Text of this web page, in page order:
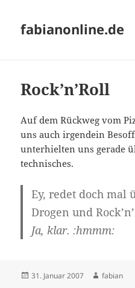
fabianonline.de
Rock’n’Roll
Auf dem Rückweg vom
uns auch irgendein
unterhielten uns gerade
technisches.
Ey, redet doch mal
Drogen und
Ja, klar. :hmmm:
Veröffentlicht
31. Januar 2007 Autor
fabian